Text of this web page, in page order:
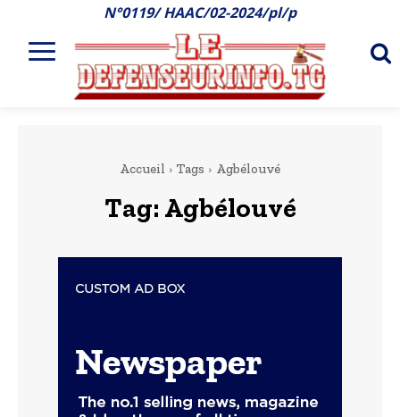
N°0119/ HAAC/02-2024/pl/p
Accueil Tags Agbélouvé
Tag: Agbélouvé